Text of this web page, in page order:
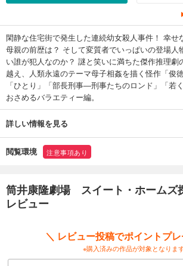
閑静な住宅街で発生した連続幼女殺人事件！ 幸せ
母親の前歴は？ そして変質者でいっぱいの登場人
い誰が犯人なのか？ 謎と笑いに満ちた傑作推理劇
越え、人類永遠のテーマ母子相姦を描く怪作「俊
「ひとり」「部長刑事―刑事たちのロンド」「若
おさめるバラエティー編。
詳しい情報を見る
閲覧環境 注意事項あり
筒井康隆劇場 スイート・ホームズ
レビュー
＼ レビュー投稿でポイントプ
※購入済みの作品が対象となりま